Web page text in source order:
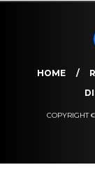
HOME
COPYRIGHT